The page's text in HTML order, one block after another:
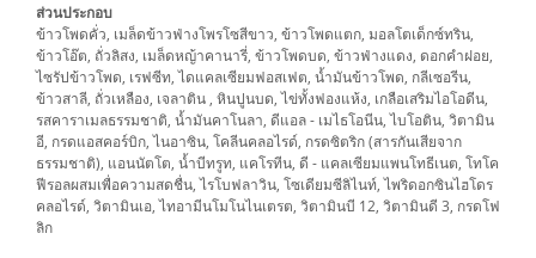
ส่วนประกอบ
ข้าวโพดคั่ว, เมล็ดข้าวฟ่างโพรโซสีขาว, ข้าวโพดแตก, มอลโตเด็กซ์ทริน,
ข้าวโอ๊ต, ถั่วลิสง, เมล็ดหญ้าคานารี่, ข้าวโพดบด, ข้าวฟ่างแดง, ดอกคำฝอย,
ไซรัปข้าวโพด, เรฟซีท, ไดแคลเซียมฟอสเฟต, น้ำมันข้าวโพด, กลีเซอรีน,
ข้าวสาลี, ถั่วเหลือง, เจลาติน , หินปูนบด, ไข่ทั้งฟองแห้ง, เกลือเสริมไอโอดีน,
รสคาราเมลธรรมชาติ, น้ำมันคาโนลา, ดีแอล - เมไธโอนีน, ไบโอติน, วิตามิน
อี, กรดแอสคอร์บิก, ไนอาซิน, โคลีนคลอไรด์, กรดซิตริก (สารกันเสียจาก
ธรรมชาติ), แอนนัตโต, น้ำบีทรูท, แคโรทีน, ดี - แคลเซียมแพนโทธีเนต, โทโค
ฟีรอลผสมเพื่อความสดชื่น, ไรโบฟลาวิน, โซเดียมซีลิไนท์, ไพริดอกซินไฮโดร
คลอไรด์, วิตามินเอ, ไทอามีนโมโนไนเตรต, วิตามินบี 12, วิตามินดี 3, กรดโฟ
ลิก